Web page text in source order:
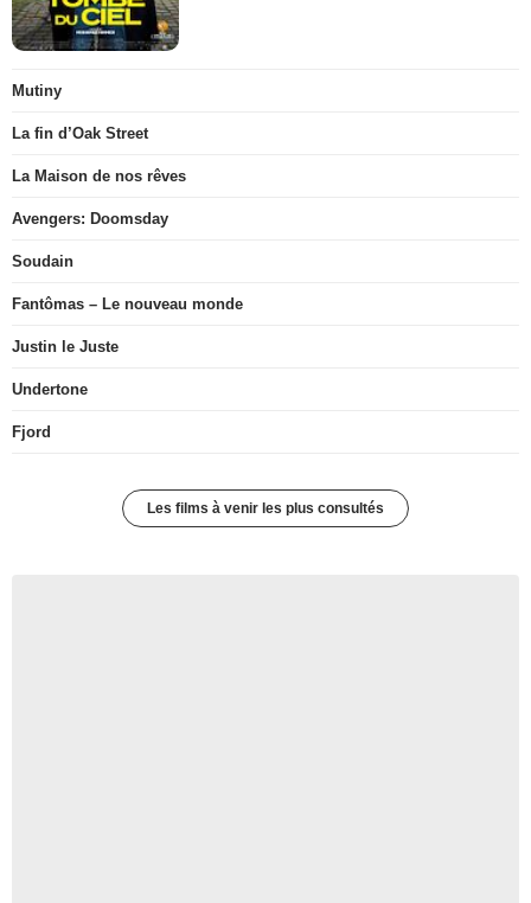
Mutiny
La fin d’Oak Street
La Maison de nos rêves
Avengers: Doomsday
Soudain
Fantômas – Le nouveau monde
Justin le Juste
Undertone
Fjord
Les films à venir les plus consultés